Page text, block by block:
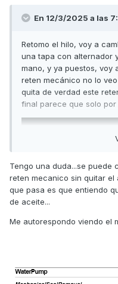
En 12/3/2025 a las
Retomo el hilo, voy a
una tapa con alternador
mano, y ya puestos, voy
reten mecánico no lo
quita de verdad este
final parece que solo por
Tengo una duda...se puede
reten mecanico sin quitar el
que pasa es que entiendo
de aceite...
Me autorespondo viendo el